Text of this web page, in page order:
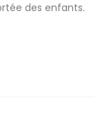
des enfants.